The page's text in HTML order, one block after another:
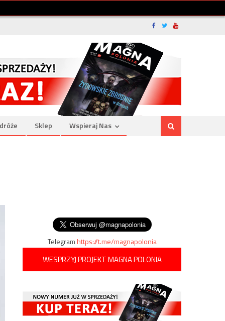
Sklep Wspieraj Nas
Telegramhttps://t.me/magnapolonia
WESPRZYJ PROJEKT MAGNA POLONIA